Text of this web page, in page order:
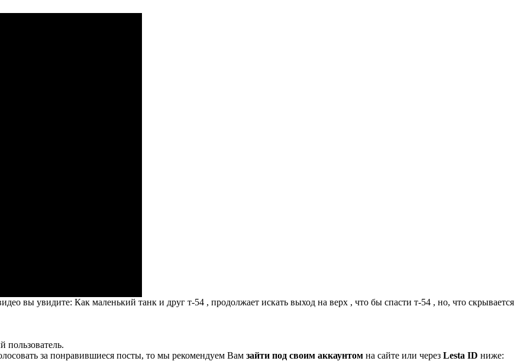
вы увидите: Как маленький танк и друг т-54 , продолжает искать выход на верх , что бы спасти т-54 , но, что скрывается
пользователь.
за понравившиеся посты, то мы рекомендуем Вам зайти под своим аккаунтом на сайте или через Lesta ID ниже: